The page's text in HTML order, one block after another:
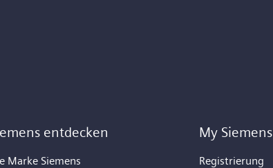
entdecken
Marke Siemens
My Siemens
Registrierung